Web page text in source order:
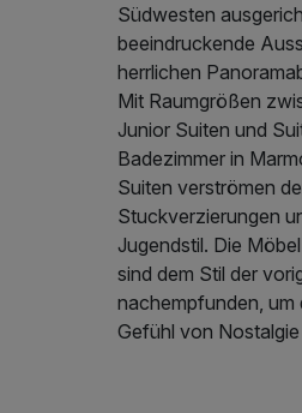
Südwesten
beeindruckende
herrlichen
Mit Raumgrößen
Junior Suiten und
Badezimmer in
Suiten verströmen
Stuckverzierungen
Jugendstil. Die
sind dem Stil der
nachempfunden, um
Gefühl von